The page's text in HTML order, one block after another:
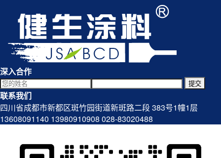
深入合作
提交
联系我们
四川省成都市新都区斑竹园街道新斑路二段 383号1幢1层
13608091140 13980910908 028-83020488